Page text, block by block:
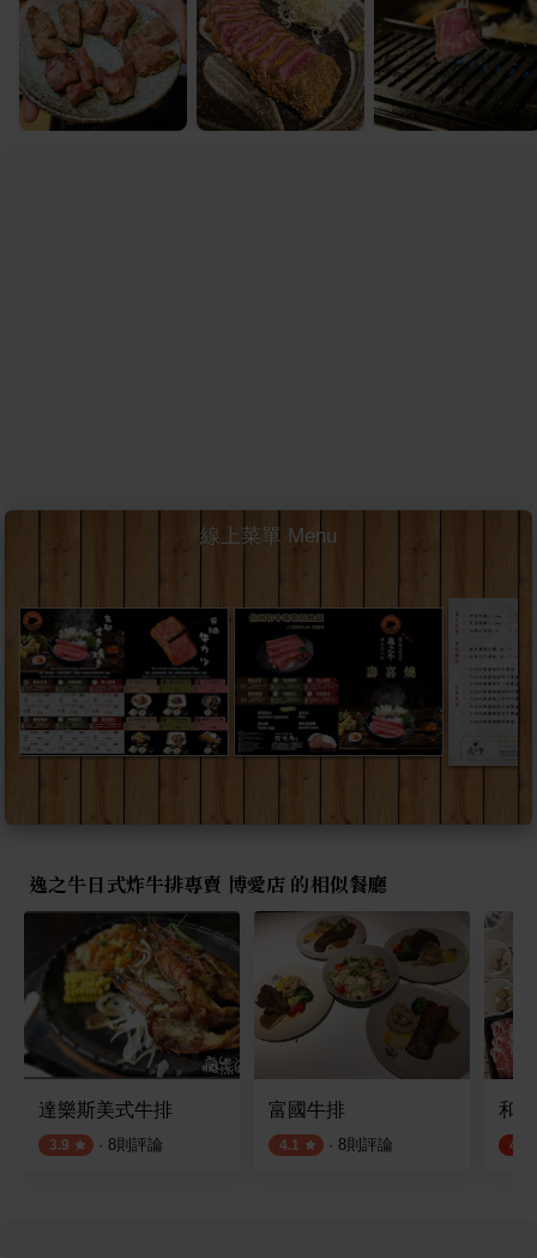
線上菜單 Menu
逸之牛日式炸牛排專賣 博愛店 的相似餐廳
達樂斯美式牛排
3.9 · 8則評論
富國牛排
4.1 · 8則評論
和
4.5